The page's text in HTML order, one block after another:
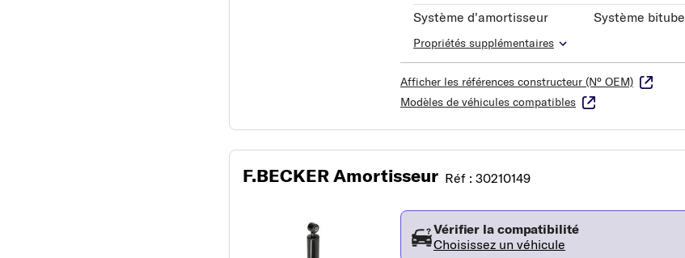
Système d'amortisseur
Système bitube
Propriétés supplémentaires
Afficher les références constructeur (N° OEM)
Modèles de véhicules compatibles
F.BECKER Amortisseur Réf : 30210149
Vérifier la compatibilité
Choisissez un véhicule